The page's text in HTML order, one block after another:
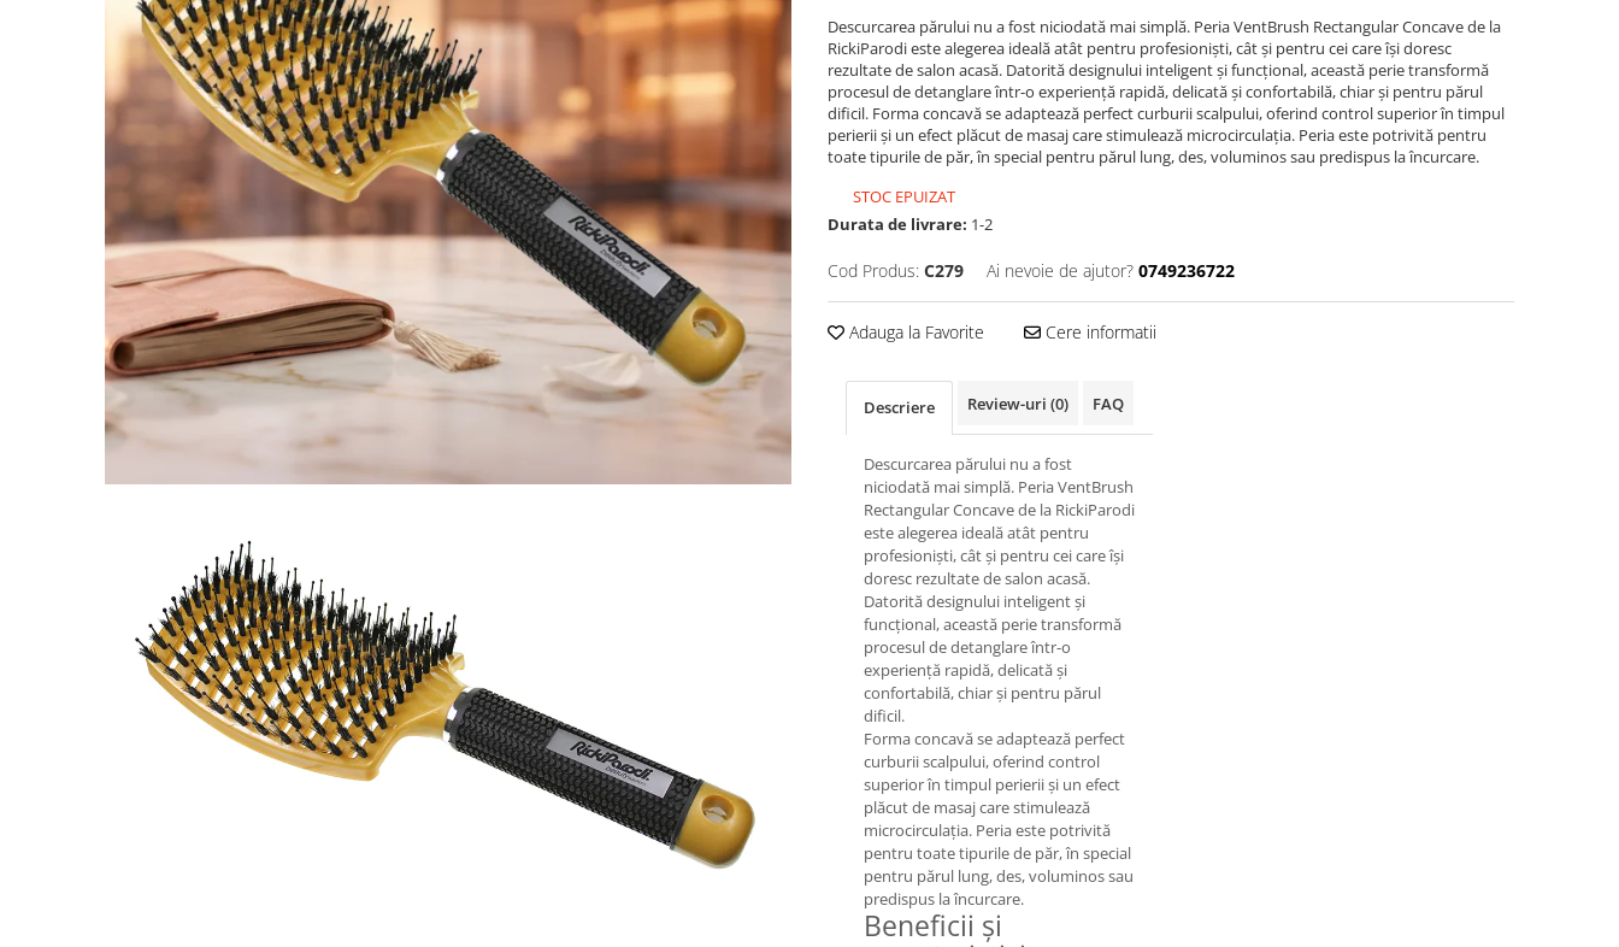
Descurcarea părului nu a fost niciodată mai simplă. Peria VentBrush Rectangular Concave de la
RickiParodi este alegerea ideală atât pentru profesioniști, cât și pentru cei care își doresc
rezultate de salon acasă. Datorită designului inteligent și funcțional, această perie transformă
procesul de detanglare într-o experiență rapidă, delicată și confortabilă, chiar și pentru părul
dificil. Forma concavă se adaptează perfect curburii scalpului, oferind control superior în timpul
perierii și un efect plăcut de masaj care stimulează microcirculația. Peria este potrivită pentru
toate tipurile de păr, în special pentru părul lung, des, voluminos sau predispus la încurcare.
STOC EPUIZAT
Durata de livrare: 1-2
Cod Produs: C279 Ai nevoie de ajutor? 0749236722
Adauga la Favorite Cere informatii
Descriere Review-uri (0) FAQ
Descurcarea părului nu a fost
niciodată mai simplă. Peria VentBrush
Rectangular Concave de la RickiParodi
este alegerea ideală atât pentru
profesioniști, cât și pentru cei care își
doresc rezultate de salon acasă.
Datorită designului inteligent și
funcțional, această perie transformă
procesul de detanglare într-o
experiență rapidă, delicată și
confortabilă, chiar și pentru părul
dificil.
Forma concavă se adaptează perfect
curburii scalpului, oferind control
superior în timpul perierii și un efect
plăcut de masaj care stimulează
microcirculația. Peria este potrivită
pentru toate tipurile de păr, în special
pentru părul lung, des, voluminos sau
predispus la încurcare.
Beneficii și